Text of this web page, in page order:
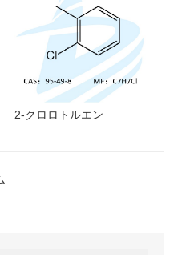
2-クロロトルエン